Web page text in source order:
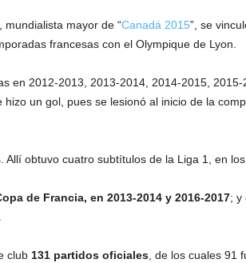
mayor de “Canadá 2015”, se
francesas con el Olympique de Lyon.
en 2012-2013, 2013-2014, 2014-2015,
un gol, pues se lesionó al inicio de la
Allí obtuvo cuatro subtítulos de la Liga 1, en
de Francia, en 2013-2014 y 2016-2017; y
club 131 partidos oficiales, de los cuales 91